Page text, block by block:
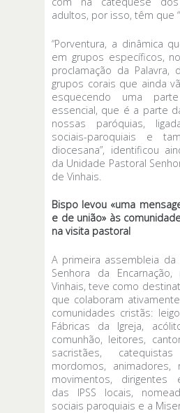
adultos, por isso, têm que
“Porventura, a dinâmica
em grupos específicos,
proclamação da Palavra,
grupos corais que ainda
esquecendo uma
essencial, que é a parte
nossas paróquias,
sociais-paroquiais e
diocesana”, identificou
da Unidade Pastoral
de Vinhais.
Bispo levou «uma
e de união» às
na visita pastoral
A primeira assembleia da
Senhora da
Vinhais, teve como
que colaboram
comunidades cristãs:
Fábricas da Igreja,
comunhão, leitores,
sacristães,
mordomos, animadores,
movimentos, dirigentes
das IPSS locais,
sociais paroquiais e a